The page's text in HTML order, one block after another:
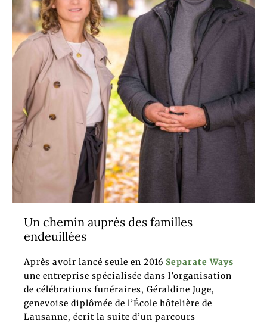
Un chemin auprès des familles
endeuillées
Après avoir lancé seule en 2016 Separate Ways
une entreprise spécialisée dans l’organisation
de célébrations funéraires, Géraldine Juge,
genevoise diplômée de l’École hôtelière de
Lausanne, écrit la suite d’un parcours